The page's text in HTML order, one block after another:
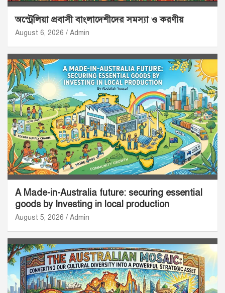
অস্ট্রেলিয়া প্রবাসী বাংলাদেশীদের সমস্যা ও করণীয়
August 6, 2026 Admin
A Made-in-Australia future: securing essential
goods by Investing in local production
August 5, 2026 Admin